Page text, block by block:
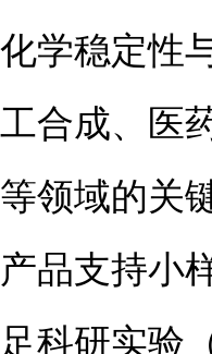
化学稳定性
工合成、医
等领域的关
产品支持小
足科研实验